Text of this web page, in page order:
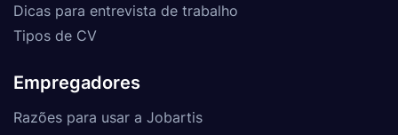
Dicas para entrevista de trabalho
Tipos de CV
Empregadores
Razões para usar a Jobartis